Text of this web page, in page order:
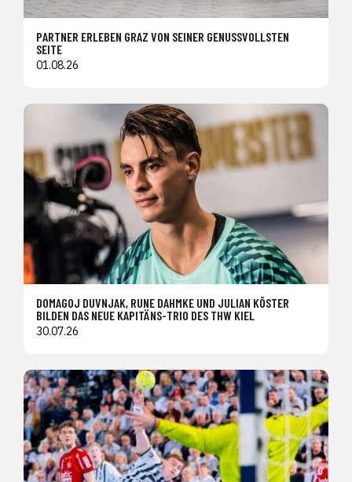
PARTNER ERLEBEN GRAZ VON SEINER GENUSSVOLLSTEN
SEITE
01.08.26
DOMAGOJ DUVNJAK, RUNE DAHMKE UND JULIAN KÖSTER
BILDEN DAS NEUE KAPITÄNS-TRIO DES THW KIEL
30.07.26